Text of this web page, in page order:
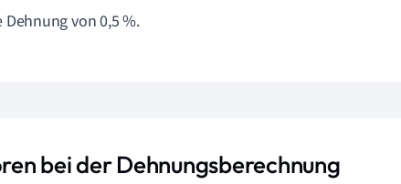
von 0,5 %.
bei der Dehnungsberechnung